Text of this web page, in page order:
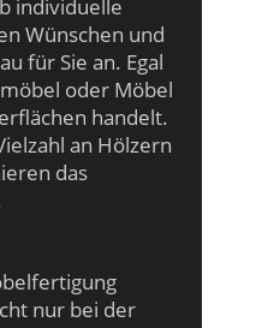
individuelle
Wünschen und
für Sie an. Egal
oder Möbel
handelt.
an Hölzern
das
nur bei der